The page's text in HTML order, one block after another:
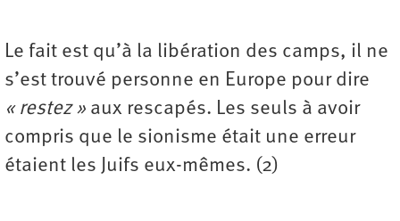
Le fait est qu’à la libération des camps, il ne
s’est trouvé personne en Europe pour dire
« restez » aux rescapés. Les seuls à avoir
compris que le sionisme était une erreur
étaient les Juifs eux-mêmes. (2)